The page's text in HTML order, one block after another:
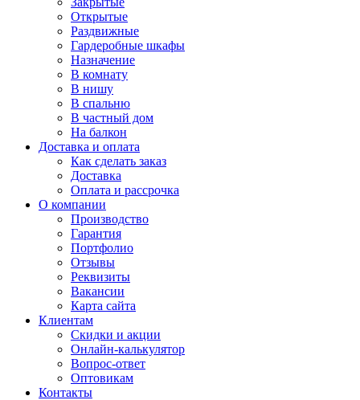
Открытые
Раздвижные
Гардеробные шкафы
Назначение
В комнату
В нишу
В спальню
В частный дом
На балкон
Доставка и оплата
Как сделать заказ
Доставка
Оплата и рассрочка
О компании
Производство
Гарантия
Портфолио
Отзывы
Реквизиты
Вакансии
Карта сайта
Клиентам
Скидки и акции
Онлайн-калькулятор
Вопрос-ответ
Оптовикам
Контакты